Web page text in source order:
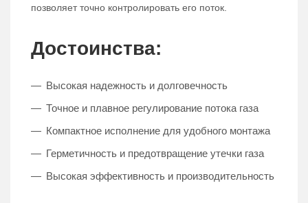
позволяет точно контролировать его поток.
Достоинства:
Высокая надежность и долговечность
Точное и плавное регулирование потока газа
Компактное исполнение для удобного монтажа
Герметичность и предотвращение утечки газа
Высокая эффективность и производительность